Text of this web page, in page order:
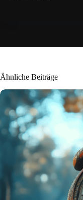
Ähnliche Beiträge